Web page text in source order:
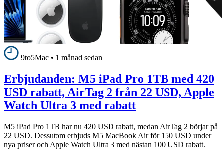
9to5Mac • 1 månad sedan
Erbjudanden: M5 iPad Pro 1TB med 420
USD rabatt, AirTag 2 från 22 USD, Apple
Watch Ultra 3 med rabatt
M5 iPad Pro 1TB har nu 420 USD rabatt, medan AirTag 2 börjar på
22 USD. Dessutom erbjuds M5 MacBook Air för 150 USD under
nya priser och Apple Watch Ultra 3 med nästan 100 USD rabatt.